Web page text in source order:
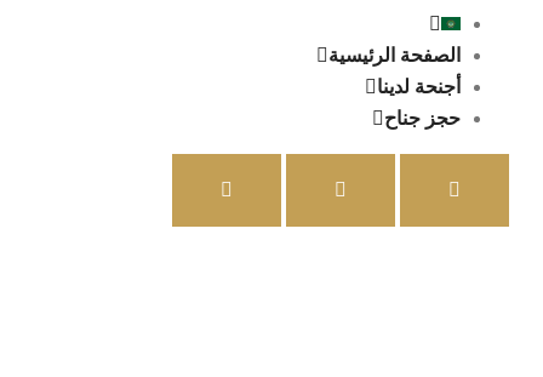
الصفحة الرئيسية
أجنحة لدينا
حجز جناح